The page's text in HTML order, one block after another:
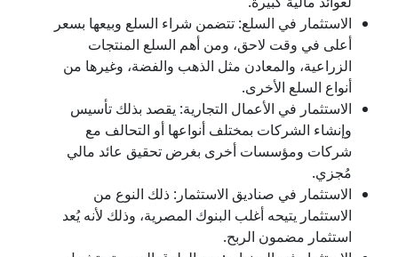
الاستثمار في السلع: تتضمن شراء السلع وبيعها بسعر
أعلى في وقت لاحق، ومن أهم السلع المنتجات
الزراعية، والمعادن مثل الذهب والفضة، وغيرها من
أنواع السلع الأخرى.
الاستثمار في الأعمال التجارية: يقصد بذلك تأسيس
وإنشاء الشركات بمختلف أنواعها أو التحالف مع
شركات ومؤسسات أخرى بغرض تحقيق عائد مالي
مُجزي.
الاستثمار في صناديق الاستثمار: ذلك النوع من
الاستثمار يتيحه أغلب البنوك المصرية، وذلك لأنه يُعد
استثمار مضمون الربح.